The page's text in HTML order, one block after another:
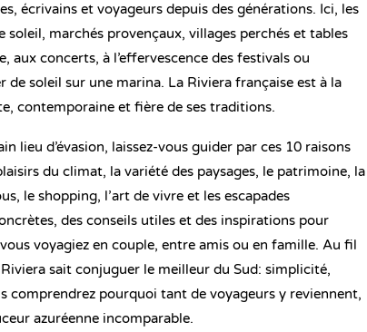
écrivains et voyageurs depuis des générations. Ici, les
soleil, marchés provençaux, villages perchés et tables
aux concerts, à l’effervescence des festivals ou
soleil sur une marina. La Riviera française est à la
contemporaine et fière de ses traditions.
lieu d’évasion, laissez-vous guider par ces 10 raisons
du climat, la variété des paysages, le patrimoine, la
le shopping, l’art de vivre et les escapades
des conseils utiles et des inspirations pour
voyagiez en couple, entre amis ou en famille. Au fil
sait conjuguer le meilleur du Sud: simplicité,
comprendrez pourquoi tant de voyageurs y reviennent,
azuréenne incomparable.